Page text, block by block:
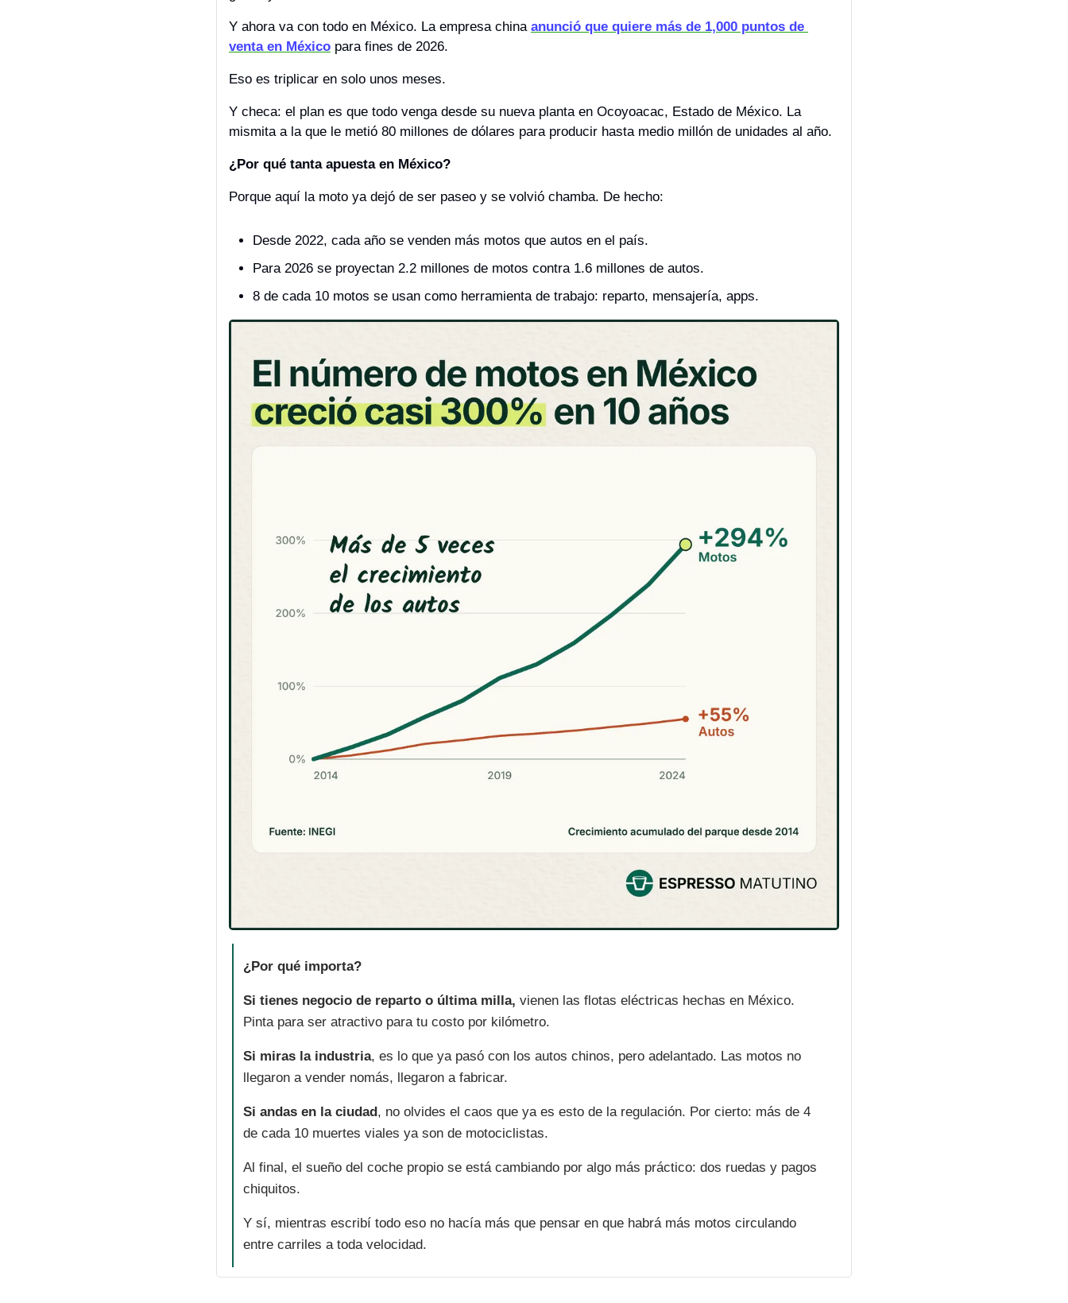
Y ahora va con todo en México. La empresa china anunció que quiere más de 1,000 puntos de
venta en México para fines de 2026.
Eso es triplicar en solo unos meses.
Y checa: el plan es que todo venga desde su nueva planta en Ocoyoacac, Estado de México. La
mismita a la que le metió 80 millones de dólares para producir hasta medio millón de unidades al año.
¿Por qué tanta apuesta en México?
Porque aquí la moto ya dejó de ser paseo y se volvió chamba. De hecho:
Desde 2022, cada año se venden más motos que autos en el país.
Para 2026 se proyectan 2.2 millones de motos contra 1.6 millones de autos.
8 de cada 10 motos se usan como herramienta de trabajo: reparto, mensajería, apps.
¿Por qué importa?
Si tienes negocio de reparto o última milla, vienen las flotas eléctricas hechas en México.
Pinta para ser atractivo para tu costo por kilómetro.
Si miras la industria, es lo que ya pasó con los autos chinos, pero adelantado. Las motos no
llegaron a vender nomás, llegaron a fabricar.
Si andas en la ciudad, no olvides el caos que ya es esto de la regulación. Por cierto: más de 4
de cada 10 muertes viales ya son de motociclistas.
Al final, el sueño del coche propio se está cambiando por algo más práctico: dos ruedas y pagos
chiquitos.
Y sí, mientras escribí todo eso no hacía más que pensar en que habrá más motos circulando
entre carriles a toda velocidad.